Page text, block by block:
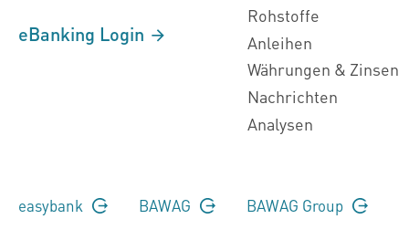
eBanking Login
Rohstoffe
Anleihen
Währungen & Zinsen
Nachrichten
Analysen
easybank BAWAG BAWAG Group